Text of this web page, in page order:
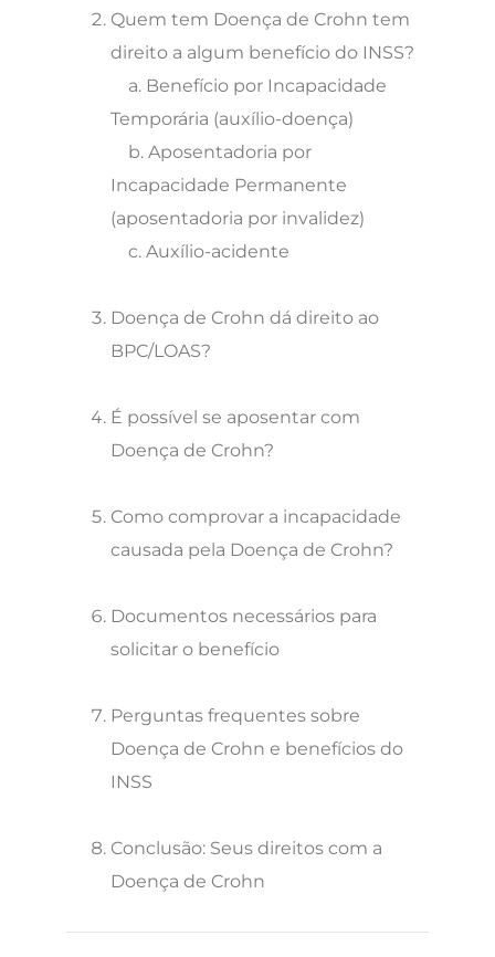
Quem tem Doença de Crohn tem
direito a algum benefício do INSS?
a. Benefício por Incapacidade
Temporária (auxílio-doença)
b. Aposentadoria por
Incapacidade Permanente
(aposentadoria por invalidez)
c. Auxílio-acidente
Doença de Crohn dá direito ao
BPC/LOAS?
É possível se aposentar com
Doença de Crohn?
Como comprovar a incapacidade
causada pela Doença de Crohn?
Documentos necessários para
solicitar o benefício
Perguntas frequentes sobre
Doença de Crohn e benefícios do
INSS
Conclusão: Seus direitos com a
Doença de Crohn